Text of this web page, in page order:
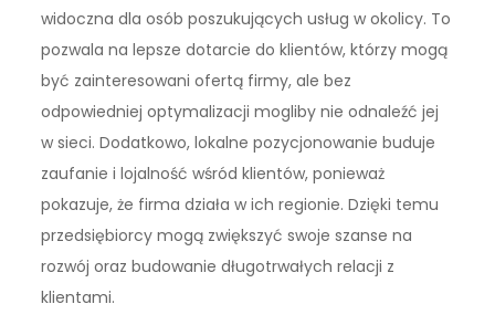
widoczna dla osób poszukujących usług w okolicy. To
pozwala na lepsze dotarcie do klientów, którzy mogą
być zainteresowani ofertą firmy, ale bez
odpowiedniej optymalizacji mogliby nie odnaleźć jej
w sieci. Dodatkowo, lokalne pozycjonowanie buduje
zaufanie i lojalność wśród klientów, ponieważ
pokazuje, że firma działa w ich regionie. Dzięki temu
przedsiębiorcy mogą zwiększyć swoje szanse na
rozwój oraz budowanie długotrwałych relacji z
klientami.